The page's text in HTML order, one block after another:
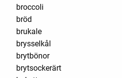
broccoli
bröd
brukale
brysselkål
brytbönor
brytsockerärt